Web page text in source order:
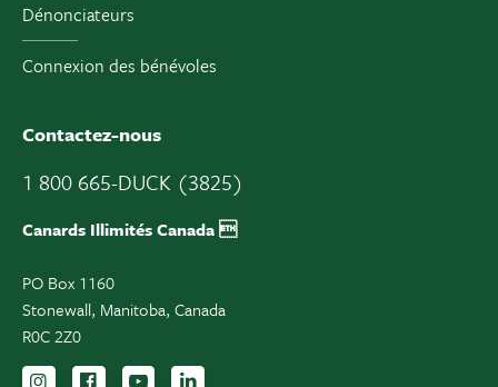
Dénonciateurs
Connexion des bénévoles
Contactez-nous
1 800 665-DUCK (3825)
Canards Illimités Canada 
PO Box 1160
Stonewall, Manitoba, Canada
R0C 2Z0
Suivez-nous sur Instagram
Suivez-nous sur Facebook
Inscrivez-vous sur YouTube